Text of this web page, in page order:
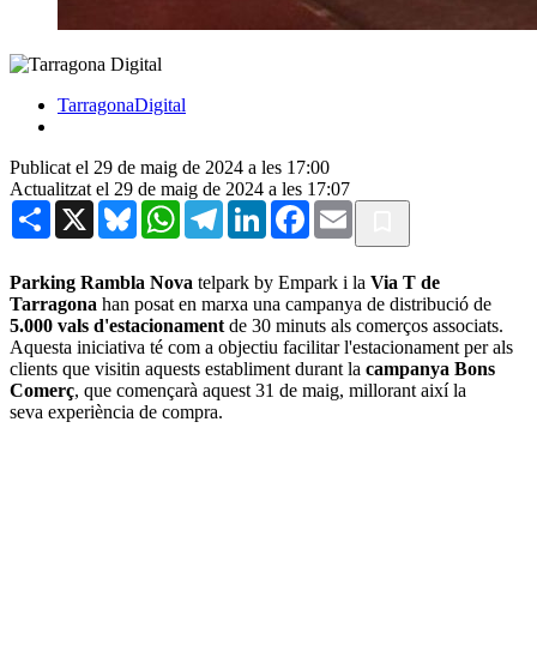
TarragonaDigital
Publicat el 29 de maig de 2024 a les 17:00
Actualitzat el 29 de maig de 2024 a les 17:07
Share X BlueskyWhatsAppTelegramLinkedInFacebook
Email
Parking Rambla Nova telpark by Empark i la Via T de
Tarragona han posat en marxa una campanya de distribució de
5.000 vals d'estacionament de 30 minuts als comerços associats.
Aquesta iniciativa té com a objectiu facilitar l'estacionament per als
clients que visitin aquests establiment durant la campanya Bons
Comerç, que començarà aquest 31 de maig, millorant així la
seva experiència de compra.